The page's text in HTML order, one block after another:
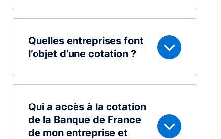
Quelles entreprises font
l’objet d’une cotation ?
Qui a accès à la cotation
de la Banque de France
de mon entreprise et